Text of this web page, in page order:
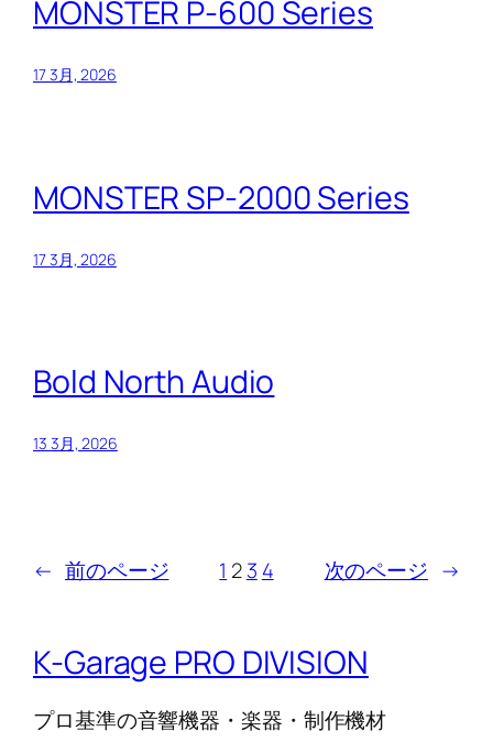
MONSTER P-600 Series
17 3月, 2026
MONSTER SP-2000 Series
17 3月, 2026
Bold North Audio
13 3月, 2026
← 前のページ 1 23 4 次のページ →
K-Garage PRO DIVISION
プロ基準の音響機器・楽器・制作機材